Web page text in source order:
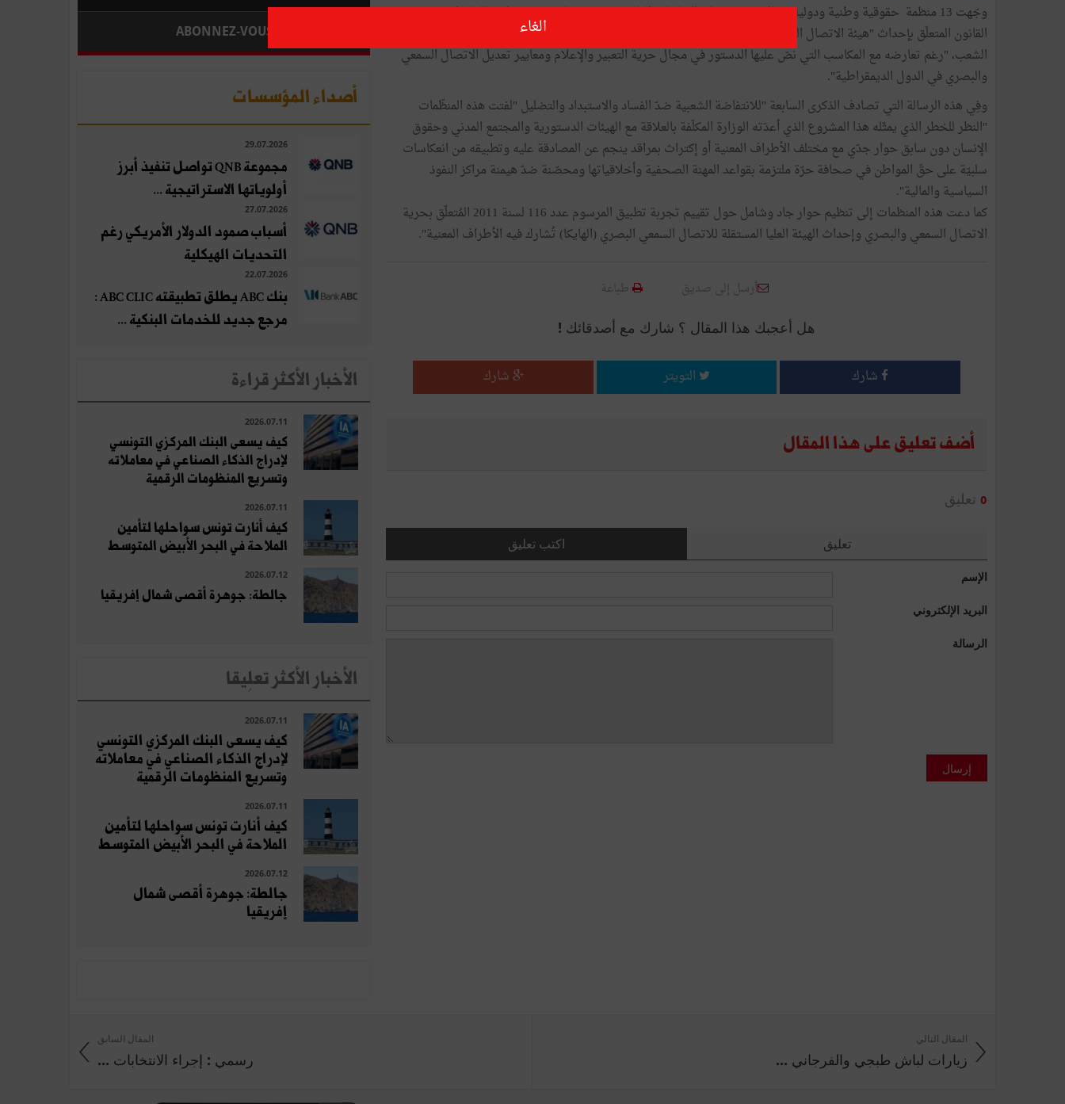
وجّهت 13 منظمة حقوقية وطنية ودولية رسالة مفتوحة إلى الرئاسات الثلاث، عبّرت فيها "عن عميق انشغالها إزاء مشروع
القانون المتعلّق بإحداث "هيئة الاتصال السمعي البصري" الذي أحالته رئاسة الحكومة في شهر ديسمبر الحالي إلى مجلس نواب
الشعب، "رغم تعارضه مع المكاسب التي نصّ عليها الدستور في مجال حرية التعبير والإعلام ومعايير تعديل الاتصال السمعي
والبصري في الدول الديمقراطية".
وفِي هذه الرسالة التي تصادف الذكرى السابعة "للانتفاضة الشعبية ضدّ الفساد والاستبداد والتضليل "لفتت هذه المنظّمات
"النظر للخطر الذي يمثّله هذا المشروع الذي أعدّته الوزارة المكلّفة بالعلاقة مع الهيئات الدستورية والمجتمع المدني وحقوق
الإنسان دون سابق حوار جدّي مع مختلف الأطراف المعنية أو إكتراث بمراقد ينجم عن المصادقة عليه وتطبيقه من انعكاسات
سلبيّة على حقّ المواطن في صحافة حرّة ملتزمة بقواعد المهنة الصحفية وأخلاقياتها ومحصّنة ضدّ هيمنة مراكز النفوذ
السياسية والمالية".
كما دعت هذه المنظمات إلى تنظيم حوار جاد وشامل حول تقييم تجربة تطبيق المرسوم عدد 116 لسنة 2011 المُتعلّق بحرية
الاتصال السمعي والبصري وإحداث الهيئة العليا المستقلة للاتصال السمعي البصري (الهايكا) تُشارك فيه الأطراف المعنية".
أرسل إلى صديق طباعة
هل أعجبك هذا المقال ؟ شارك مع أصدقائك !
شارك التويتر شارك
أضف تعليق على هذا المقال
0 تعليق
اكتب تعليق تعليق
الإسم
البريد الإلكتروني
الرسالة
إرسال
ABONNEZ-VOUS
أصداء المؤسسات
29.07.2026
مجموعة QNB تواصل تنفيذ أبرز
أولوياتها الاستراتيجية ...
27.07.2026
أسباب صمود الدولار الأمريكي رغم
التحديات الهيكلية
22.07.2026
بنك ABC يطلق تطبيقته ABC CLIC :
مرجع جديد للخدمات البنكية ...
الأخبار الأكثر قراءة
2026.07.11
كيف يسعى البنك المركزي التونسي
لإدراج الذكاء الصناعي في معاملاته
وتسريع المنظومات الرقمية
2026.07.11
كيف أنارت تونس سواحلها لتأمين
الملاحة في البحر الأبيض المتوسط
2026.07.12
جالطة: جوهرة أقصى شمال إفريقيا
الأخبار الأكثر تعلِيقا
2026.07.11
كيف يسعى البنك المركزي التونسي
لإدراج الذكاء الصناعي في معاملاته
وتسريع المنظومات الرقمية
2026.07.11
كيف أنارت تونس سواحلها لتأمين
الملاحة في البحر الأبيض المتوسط
2026.07.12
جالطة: جوهرة أقصى شمال
إفريقيا
المقال السابق
رسمي : إجراء الانتخابات ...
المقال التالي
زيارات لباش طبجي والفرجاني ...
الغاء